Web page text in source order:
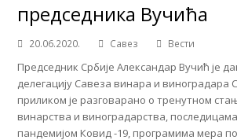
председника Вучића
20.06.2020. Савез Вести
Председник Србије Александар Вучић је
делегацију Савеза винара и виноградара
приликом је разговарано о тренутном
винарства и виноградарства,
пандемијом Ковид -19, програмима мера